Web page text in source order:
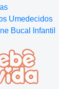
Umedecidos
Bucal Infantil